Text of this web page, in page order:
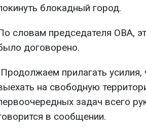
блокадный город.
словам председателя ОВА,
договорено.
прилагать
на свободную
задач всего
в сообщении.